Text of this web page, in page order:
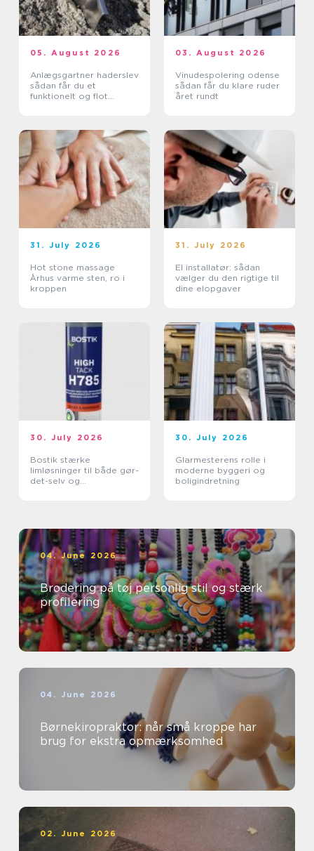
05. August 2026
Anlægsgartner haderslev
sådan får du et
funktionelt og flot
03. August 2026
Vinudespolering odense
sådan får du klare ruder
året rundt
31. July 2026
Hot stone massage
Århus varme sten, ro i
kroppen
31. July 2026
El installatør: sådan
vælger du den rigtige til
dine elopgaver
30. July 2026
Bostik stærke
limløsninger til både gør-
det-selv og
30. July 2026
Glarmesterens rolle i
moderne byggeri og
boligindretning
04. June 2026
Brodering på tøj personlig stil og stærk
profilering
04. June 2026
Børnekiropraktor: når små kroppe har
brug for ekstra opmærksomhed
02. June 2026